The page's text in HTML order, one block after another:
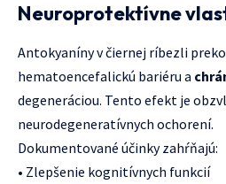
Neuroprotektívne
Antokyaníny v čiernej ríbezli
hematoencefalickú bariéru a
degeneráciou. Tento efekt je
neurodegeneratívnych ochorení.
Dokumentované účinky zahŕňajú:
• Zlepšenie kognitívnych funkcií